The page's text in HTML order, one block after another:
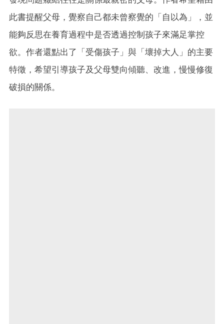
此書提醒父母，覺察自己都未曾察覺的「自以為」，並
能夠反思在養育過程中是否透過控制孩子來滿足掌控
欲。作者還點出了「受傷孩子」與「壞掉大人」的主要
特徵，希望引導孩子及父母雙向傾聽、改進，慢慢修復
破損的關係。